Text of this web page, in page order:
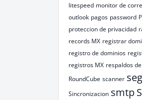
litespeed monitor de
outlook pagos password
proteccion de privacidad
records MX registrar
registro de dominios
registros MX respaldos
RoundCube scanner
Sincronizacion smtp